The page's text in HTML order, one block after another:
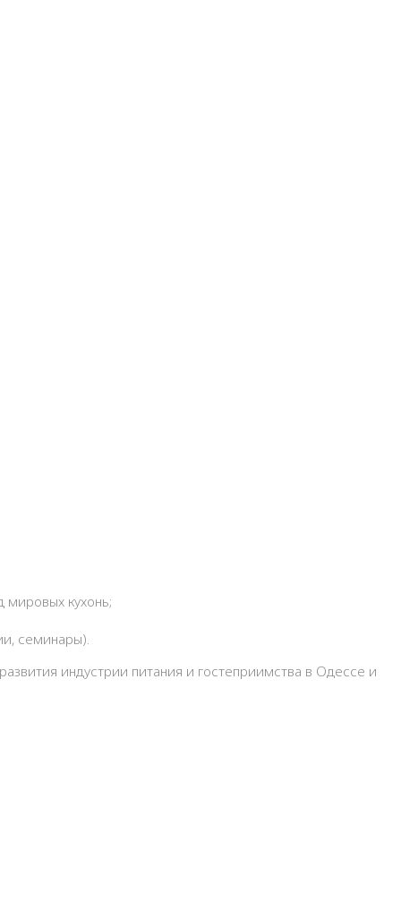
кухонь;
семинары).
индустрии питания и гостеприимства в Одессе и